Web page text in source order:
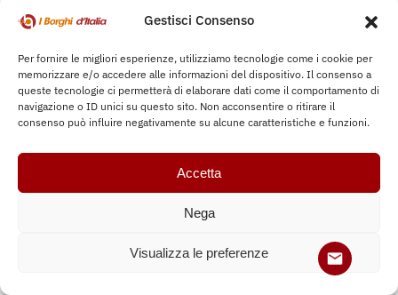
Gestisci Consenso
Per fornire le migliori esperienze, utilizziamo tecnologie come i cookie per
memorizzare e/o accedere alle informazioni del dispositivo. Il consenso a
queste tecnologie ci permetterà di elaborare dati come il comportamento di
navigazione o ID unici su questo sito. Non acconsentire o ritirare il
consenso può influire negativamente su alcune caratteristiche e funzioni.
Accetta
Nega
Visualizza le preferenze
Assapora i sapori autentici dei borghi, tra ristoranti tipici